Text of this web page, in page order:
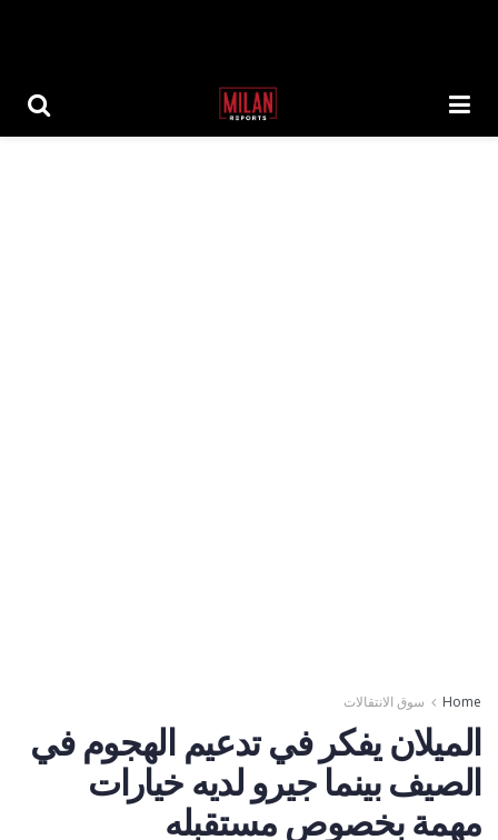
Home سوق الانتقالات
الميلان يفكر في تدعيم الهجوم في
الصيف بينما جيرو لديه خيارات
مهمة بخصوص مستقبله